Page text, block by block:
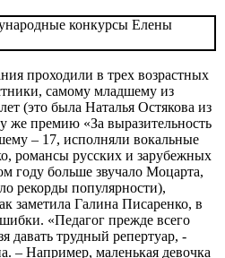
проходили в трех возрастных
самому младшему из
(это была Наталья Остякова из
премию «За выразительность
– 17, исполняли вокальные
романсы русских и зарубежных
году больше звучало Моцарта,
рекорды популярности),
заметила Галина Писаренко, в
«Педагог прежде всего
давать трудный репертуар, -
– Например, маленькая девочка